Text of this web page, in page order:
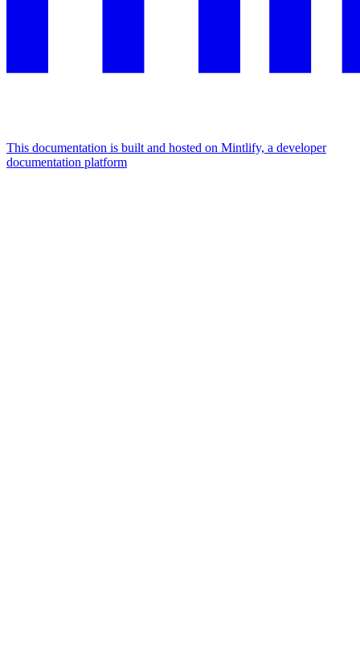
This documentation is built and hosted on Mintlify, a developer
documentation platform